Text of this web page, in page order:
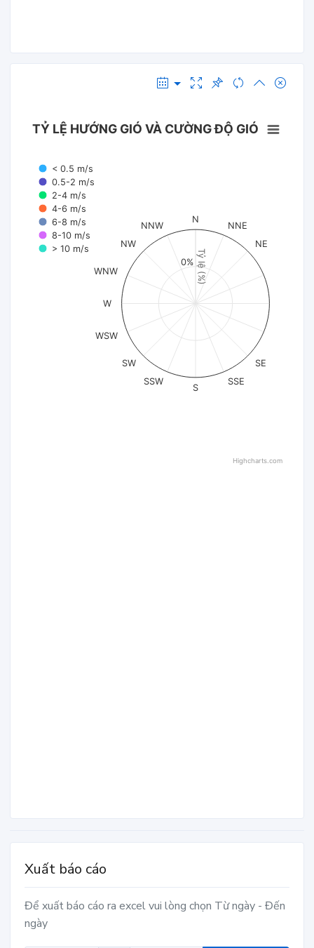
Tỷ lệ (%)
TỶ LỆ HƯỚNG GIÓ VÀ CƯỜNG ĐỘ GIÓ
< 0.5 m/s
0.5-2 m/s
2-4 m/s
4-6 m/s
6-8 m/s
8-10 m/s
> 10 m/s
N
NNE
NE
SE
SSE
S
SSW
SW
WSW
W
WNW
NW
NNW
0%
Highcharts.com
Xuất báo cáo
Để xuất báo cáo ra excel vui lòng chọn Từ ngày - Đến
ngày